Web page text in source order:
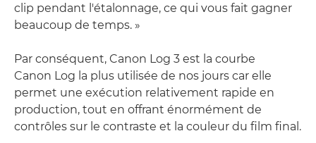
clip pendant l'étalonnage, ce qui vous fait gagner
beaucoup de temps. »
Par conséquent, Canon Log 3 est la courbe
Canon Log la plus utilisée de nos jours car elle
permet une exécution relativement rapide en
production, tout en offrant énormément de
contrôles sur le contraste et la couleur du film final.